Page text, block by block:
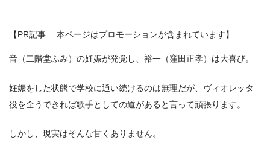
【PR記事 本ページはプロモーションが含まれています】
音（二階堂ふみ）の妊娠が発覚し、裕一（窪田正孝）は大喜び。
妊娠をした状態で学校に通い続けるのは無理だが、ヴィオレッタ
役を全うできれば歌手としての道があると言って頑張ります。
しかし、現実はそんな甘くありません。